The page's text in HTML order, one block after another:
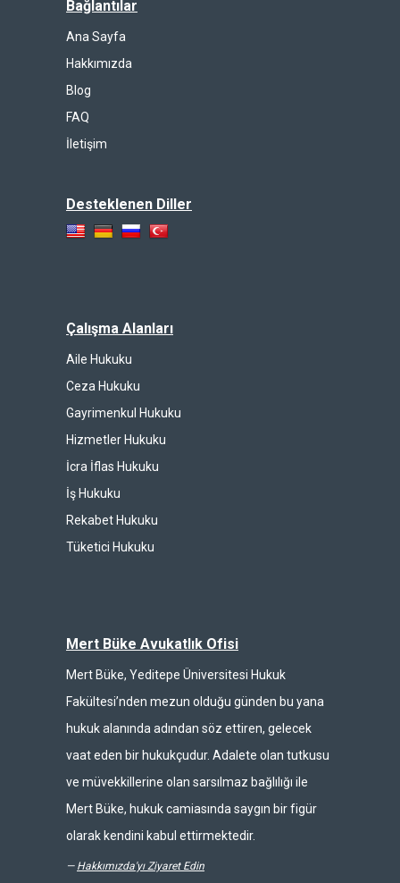
Bağlantılar
Ana Sayfa
Hakkımızda
Blog
FAQ
İletişim
Desteklenen Diller
Çalışma Alanları
Aile Hukuku
Ceza Hukuku
Gayrimenkul Hukuku
Hizmetler Hukuku
İcra İflas Hukuku
İş Hukuku
Rekabet Hukuku
Tüketici Hukuku
Mert Büke Avukatlık Ofisi
Mert Büke, Yeditepe Üniversitesi Hukuk
Fakültesi’nden mezun olduğu günden bu yana
hukuk alanında adından söz ettiren, gelecek
vaat eden bir hukukçudur. Adalete olan tutkusu
ve müvekkillerine olan sarsılmaz bağlılığı ile
Mert Büke, hukuk camiasında saygın bir figür
olarak kendini kabul ettirmektedir.
— Hakkımızda'yı Ziyaret Edin